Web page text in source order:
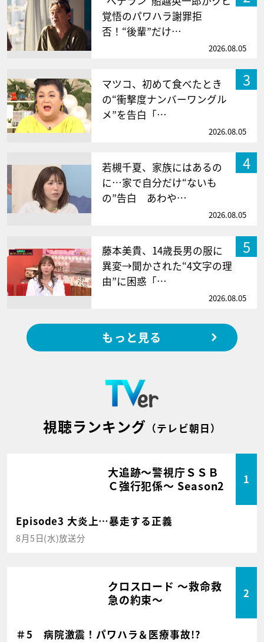
覚悟のパワハラ謝罪拒
否！“後輩”だけ…
2026.08.05
3
マツコ、初めて食べたとき
の“衝撃度ナンバーワングル
メ”を告白「…
2026.08.05
4
若槻千夏、家族にはあるの
に…家で自分だけ“ないも
の”告白 あわや…
2026.08.05
5
藤本美貴、14歳長男の服に
異変→聞かされた“4文字の理
由”に困惑「…
2026.08.05
もっと見る
視聴ランキング （テレビ朝日）
大追跡～警視庁ＳＳＢ
Ｃ強行犯係～ Season2
1
Episode3 大炎上…暴走する正義
8月5日(水)放送分
クロスロード ～救命救
急の約束～
2
＃5 病院激震！パワハラ＆医療事故!?